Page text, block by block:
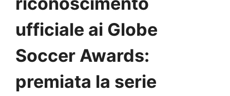
ufficiale ai Globe
Soccer Awards:
premiata la serie